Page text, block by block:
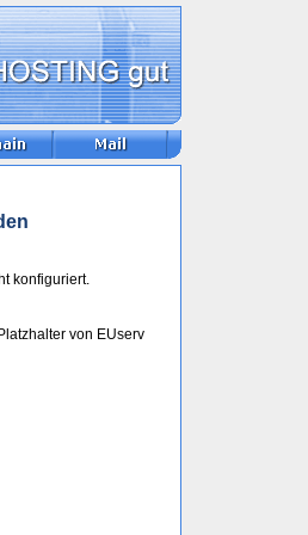
konfiguriert.
von EUserv